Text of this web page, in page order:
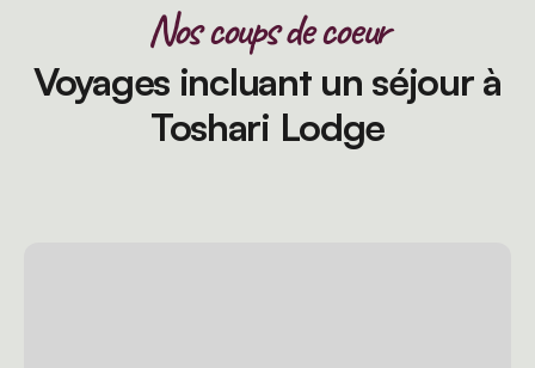
Nos coups de coeur
Voyages incluant un séjour à
Toshari Lodge